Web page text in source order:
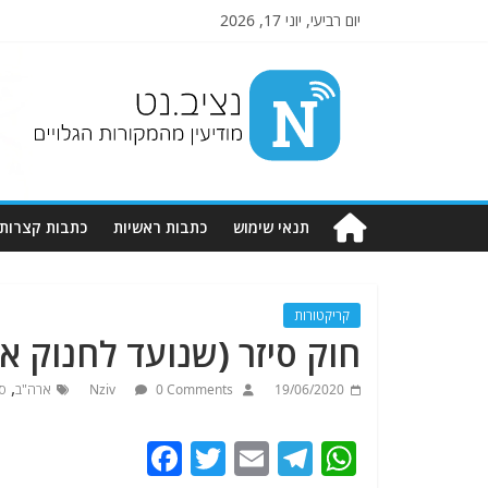
יום רביעי, יוני 17, 2026
Nziv.net
מודיעין
מהמקורות
תנאי שימוש כתבות ראשיות כתבות קצרות
קריקטורות
חוק סיזר (שנועד
19/06/2020
Nziv 0 Comments ארה"ב,
W
T
E
T